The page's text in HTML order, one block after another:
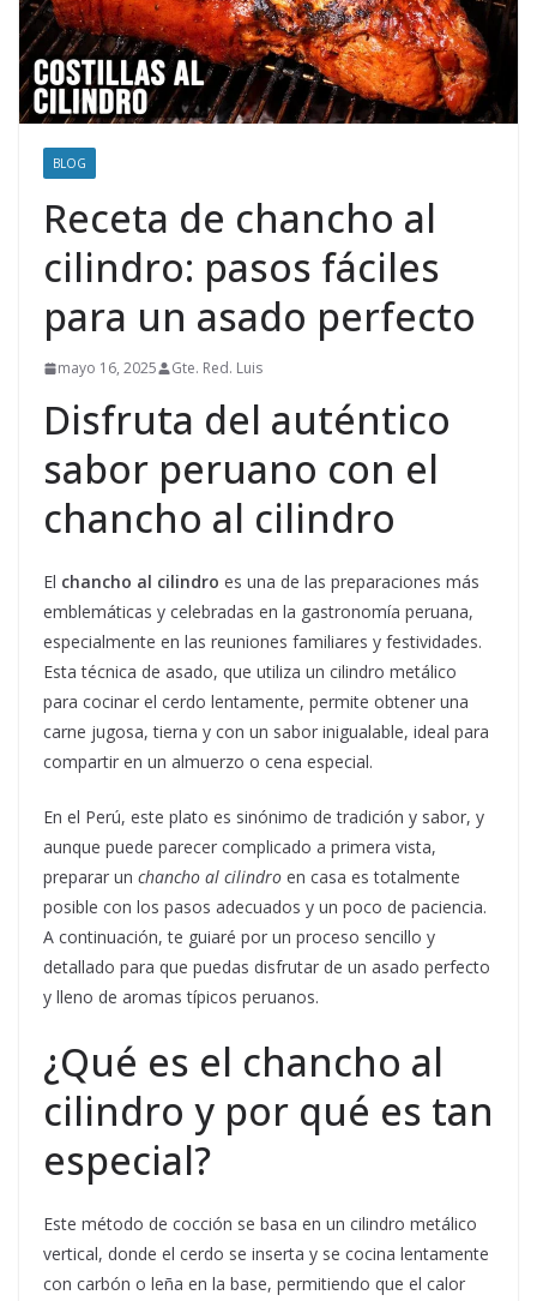
BLOG
Receta de chancho al
cilindro: pasos fáciles
para un asado perfecto
mayo 16, 2025 Gte. Red. Luis
Disfruta del auténtico
sabor peruano con el
chancho al cilindro
El chancho al cilindro es una de las preparaciones más
emblemáticas y celebradas en la gastronomía peruana,
especialmente en las reuniones familiares y festividades.
Esta técnica de asado, que utiliza un cilindro metálico
para cocinar el cerdo lentamente, permite obtener una
carne jugosa, tierna y con un sabor inigualable, ideal para
compartir en un almuerzo o cena especial.
En el Perú, este plato es sinónimo de tradición y sabor, y
aunque puede parecer complicado a primera vista,
preparar un chancho al cilindro en casa es totalmente
posible con los pasos adecuados y un poco de paciencia.
A continuación, te guiaré por un proceso sencillo y
detallado para que puedas disfrutar de un asado perfecto
y lleno de aromas típicos peruanos.
¿Qué es el chancho al
cilindro y por qué es tan
especial?
Este método de cocción se basa en un cilindro metálico
vertical, donde el cerdo se inserta y se cocina lentamente
con carbón o leña en la base, permitiendo que el calor